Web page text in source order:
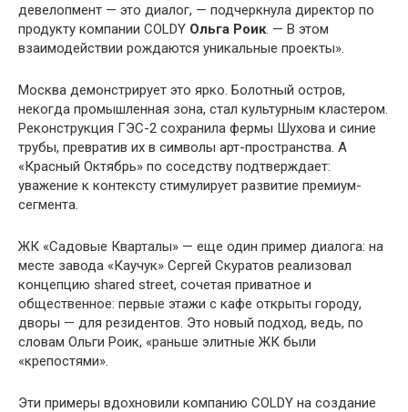
девелопмент — это диалог, — подчеркнула директор по
продукту компании COLDY Ольга Роик . — В этом
взаимодействии рождаются уникальные проекты».
Москва демонстрирует это ярко. Болотный остров,
некогда промышленная зона, стал культурным кластером.
Реконструкция ГЭС-2 сохранила фермы Шухова и синие
трубы, превратив их в символы арт-пространства. А
«Красный Октябрь» по соседству подтверждает:
уважение к контексту стимулирует развитие премиум-
сегмента.
ЖК «Садовые Кварталы» — еще один пример диалога: на
месте завода «Каучук» Сергей Скуратов реализовал
концепцию shared street, сочетая приватное и
общественное: первые этажи с кафе открыты городу,
дворы — для резидентов. Это новый подход, ведь, по
словам Ольги Роик, «раньше элитные ЖК были
«крепостями».
Эти примеры вдохновили компанию COLDY на создание